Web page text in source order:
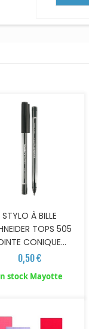
STYLO À BILLE
TOPS 505
CONIQUE...
0,50 €
stock Mayotte
AJOUTER AU PANIER